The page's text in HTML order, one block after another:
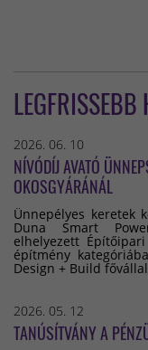
LEGFRISSEBB
2026. 06. 10
NÍVÓDÍJ AVATÓ
OKOSGYÁRÁNÁL
Ünnepélyes keretek
Duna Smart
elhelyezett
építmény
Design + Build
2026. 05. 12
TANÚSÍTVÁNY A